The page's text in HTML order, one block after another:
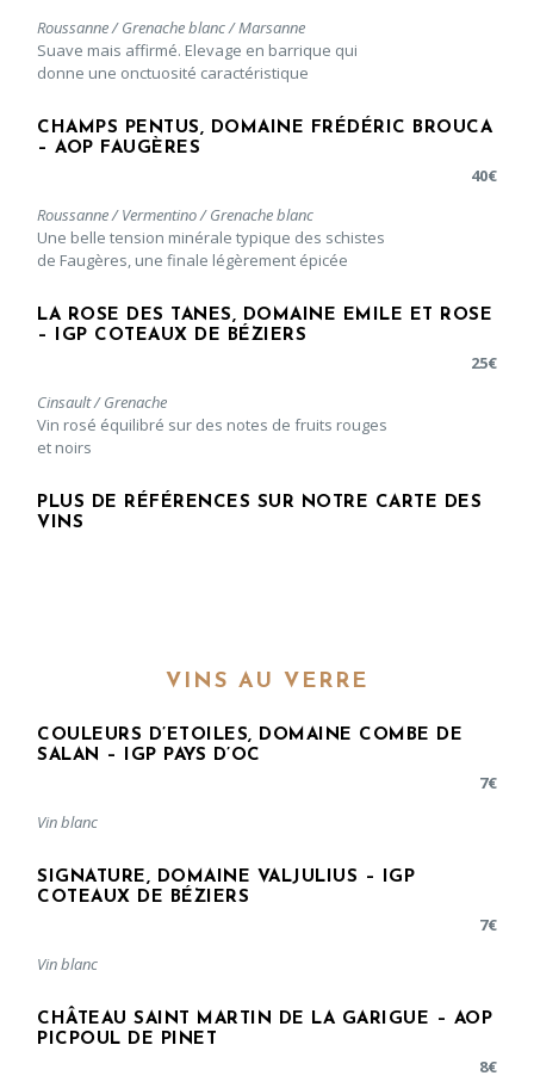
Roussanne / Grenache blanc / Marsanne
Suave mais affirmé. Elevage en barrique qui
donne une onctuosité caractéristique
CHAMPS PENTUS, DOMAINE FRÉDÉRIC BROUCA
– AOP FAUGÈRES
40€
Roussanne / Vermentino / Grenache blanc
Une belle tension minérale typique des schistes
de Faugères, une finale légèrement épicée
LA ROSE DES TANES, DOMAINE EMILE ET ROSE
– IGP COTEAUX DE BÉZIERS
25€
Cinsault / Grenache
Vin rosé équilibré sur des notes de fruits rouges
et noirs
PLUS DE RÉFÉRENCES SUR NOTRE CARTE DES
VINS
VINS AU VERRE
COULEURS D’ETOILES, DOMAINE COMBE DE
SALAN – IGP PAYS D’OC
7€
Vin blanc
SIGNATURE, DOMAINE VALJULIUS – IGP
COTEAUX DE BÉZIERS
7€
Vin blanc
CHÂTEAU SAINT MARTIN DE LA GARIGUE – AOP
PICPOUL DE PINET
8€